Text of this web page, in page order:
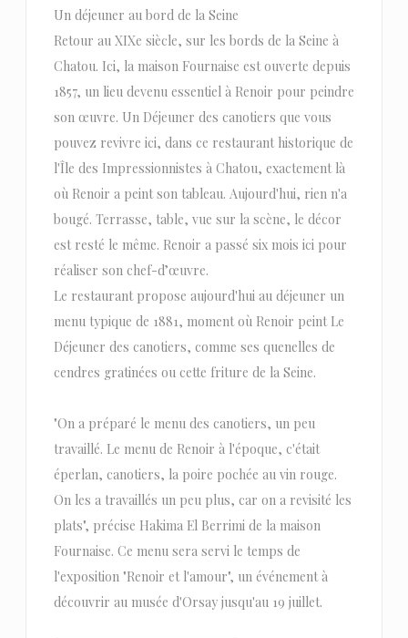
Un déjeuner au bord de la Seine
Retour au XIXe siècle, sur les bords de la Seine à
Chatou. Ici, la maison Fournaise est ouverte depuis
1857, un lieu devenu essentiel à Renoir pour peindre
son œuvre. Un Déjeuner des canotiers que vous
pouvez revivre ici, dans ce restaurant historique de
l'Île des Impressionnistes à Chatou, exactement là
où Renoir a peint son tableau. Aujourd'hui, rien n'a
bougé. Terrasse, table, vue sur la scène, le décor
est resté le même. Renoir a passé six mois ici pour
réaliser son chef-d’œuvre.
Le restaurant propose aujourd'hui au déjeuner un
menu typique de 1881, moment où Renoir peint Le
Déjeuner des canotiers, comme ses quenelles de
cendres gratinées ou cette friture de la Seine.
"On a préparé le menu des canotiers, un peu
travaillé. Le menu de Renoir à l'époque, c'était
éperlan, canotiers, la poire pochée au vin rouge.
On les a travaillés un peu plus, car on a revisité les
plats", précise Hakima El Berrimi de la maison
Fournaise. Ce menu sera servi le temps de
l'exposition "Renoir et l'amour", un événement à
découvrir au musée d'Orsay jusqu'au 19 juillet.